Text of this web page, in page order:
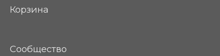
Корзина
Сообщество